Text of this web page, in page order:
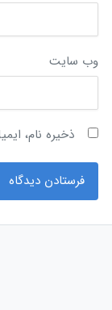
وب‌ سایت
ذخیره نام،